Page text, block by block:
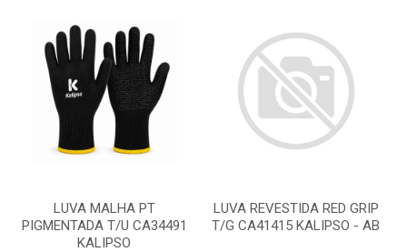
LUVA MALHA PT
PIGMENTADA T/U CA34491
KALIPSO
LUVA REVESTIDA RED GRIP
T/G CA41415 KALIPSO - AB